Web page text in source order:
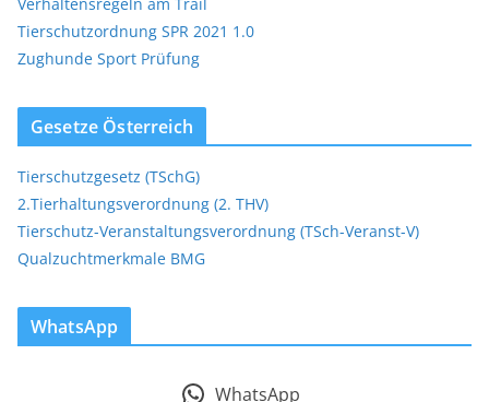
Tierschutzordnung SPR 2021 1.0
Zughunde Sport Prüfung
Gesetze Österreich
Tierschutzgesetz (TSchG)
2.Tierhaltungsverordnung (2. THV)
Tierschutz-Veranstaltungsverordnung (TSch-Veranst-V)
Qualzuchtmerkmale BMG
WhatsApp
WhatsApp